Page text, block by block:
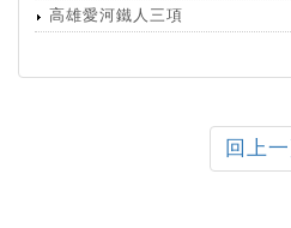
高雄愛河鐵人三項
回上